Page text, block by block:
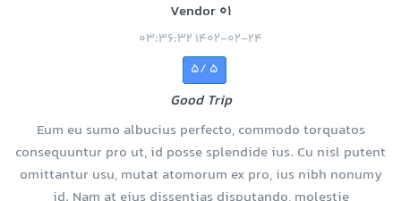
Vendor 01
1402-02-24 03:36:32
5 /5
Good Trip
Eum eu sumo albucius perfecto, commodo torquatos
consequuntur pro ut, id posse splendide ius. Cu nisl putent
omittantur usu, mutat atomorum ex pro, ius nibh nonumy